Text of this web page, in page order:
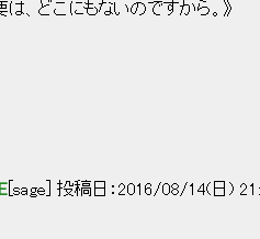
どこにもないのですから。》
[sage] 投稿日：2016/08/14(日)